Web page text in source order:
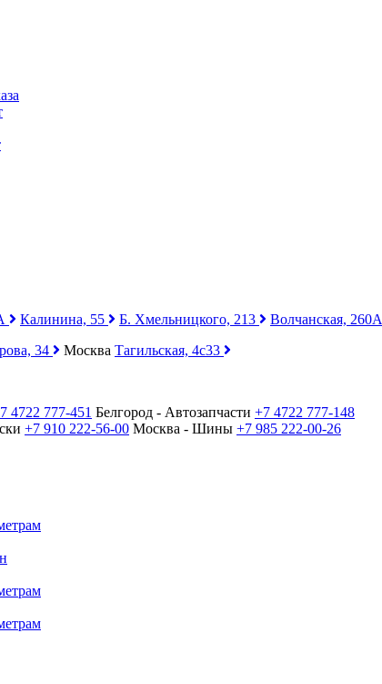
Калинина, 55 Б. Хмельницкого, 213 Волчанская, 260А
34 Москва Тагильская, 4с33
4722 777-451 Белгород - Автозапчасти +7 4722 777-148
+7 910 222-56-00 Москва - Шины +7 985 222-00-26